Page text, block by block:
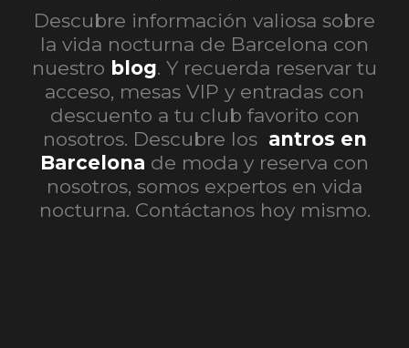
Descubre información valiosa sobre
la vida nocturna de Barcelona con
nuestro blog. Y recuerda reservar tu
acceso, mesas VIP y entradas con
descuento a tu club favorito con
nosotros. Descubre los antros en
Barcelona de moda y reserva con
nosotros, somos expertos en vida
nocturna. Contáctanos hoy mismo.